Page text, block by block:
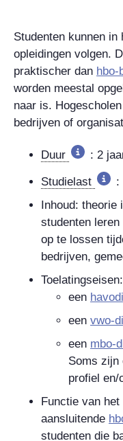
Studenten kunnen in
opleidingen volgen.
praktischer dan hbo-
worden meestal
naar is.
bedrijven of
Duur : 2
Studielast
:
Inhoud: theorie
studenten
op te lossen
bedrijven,
Toelatingseisen:
een
een vwo-
een mbo-
Soms zijn
profiel en/
Functie van
aansluitende
studenten die